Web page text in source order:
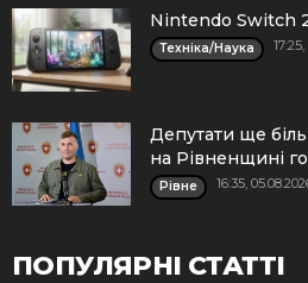
Nintendo Switch
Техніка/Наука
Депутати ще
на Рівненщині
Рівне 16:35,
ПОПУЛЯРНІ СТАТТІ